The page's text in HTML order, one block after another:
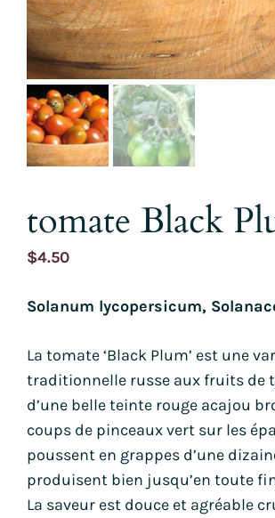
tomate Black
$4.50
Solanum lycopersicum,
La tomate ‘Black Plum’ est une
traditionnelle russe aux fruits de
d’une belle teinte rouge acajou
coups de pinceaux vert sur les
poussent en grappes d’une
produisent bien jusqu’en toute
La saveur est douce et agréable